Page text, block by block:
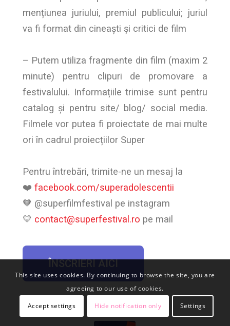
mențiunea juriului, premiul publicului; juriul
va fi format din cineaști și critici de film
– Putem utiliza fragmente din film (maxim 2
minute) pentru clipuri de promovare a
festivalului. Informațiile trimise sunt pentru
catalog și pentru site/ blog/ social media.
Filmele vor putea fi proiectate de mai multe
ori în cadrul proiecțiilor Super
Pentru întrebări, trimite-ne un mesaj la
❤️ facebook.com/superadolescentii
🧡 @superfilmfestival pe instagram
💛 contact@superfestival.ro pe mail
ÎNSCRIERI AICI
This site uses cookies. By continuing to browse the site, you are
agreeing to our use of cookies.
Accept settings Hide notification only Settings